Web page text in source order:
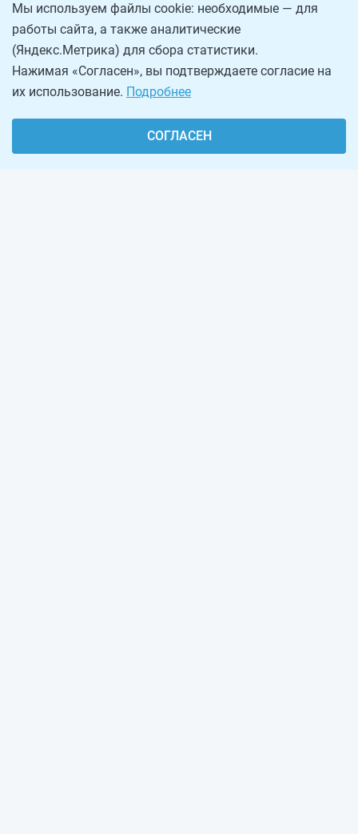
Мы используем файлы cookie: необходимые — для
работы сайта, а также аналитические
(Яндекс.Метрика) для сбора статистики.
Нажимая «Согласен», вы подтверждаете согласие на
их использование. Подробнее
СОГЛАСЕН